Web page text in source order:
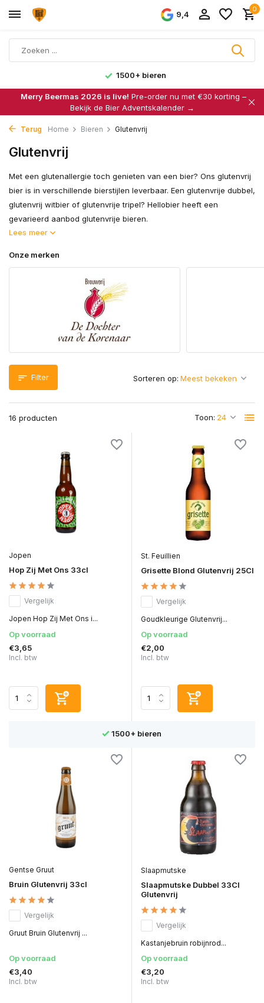
9,4
0
1500+ bieren
Merry Beermas 2026 is live! Pre-order nu met €30 korting –
Bekijk de Bier Adventskalender →
Terug Home Bieren Glutenvrij
Glutenvrij
Met een glutenallergie toch genieten van een bier? Ons glutenvrij
bier is in verschillende bierstijlen leverbaar. Een glutenvrije dubbel,
glutenvrij witbier of glutenvrije tripel? Hellobier heeft een
gevarieerd aanbod glutenvrije bieren.
Lees meer
Onze merken
Filter
16 producten Toon:
Sorteren op:
Jopen
Hop Zij Met Ons 33cl
Vergelijk
Jopen Hop Zij Met Ons i...
Op voorraad
€3,65
Incl. btw
St. Feuillien
Grisette Blond Glutenvrij 25Cl
Vergelijk
Goudkleurige Glutenvrij...
Op voorraad
€2,00
Incl. btw
1500+ bieren
Gentse Gruut
Bruin Glutenvrij 33cl
Vergelijk
Gruut Bruin Glutenvrij ...
Op voorraad
€3,40
Incl. btw
Slaapmutske
Slaapmutske Dubbel 33Cl
Glutenvrij
Vergelijk
Kastanjebruin robijnrod...
Op voorraad
€3,20
Incl. btw